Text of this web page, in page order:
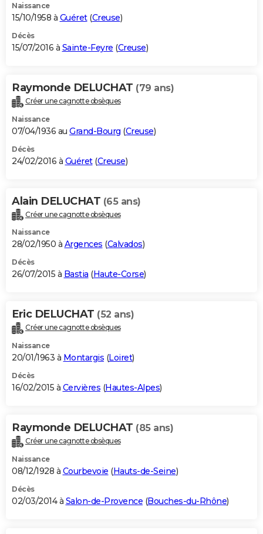
Naissance
15/10/1958 à Guéret(Creuse)
Décès
15/07/2016 à Sainte-Feyre (Creuse)
Raymonde DELUCHAT (79 ans)
Créer une cagnotte obsèques
Naissance
07/04/1936 au Grand-Bourg (Creuse)
Décès
24/02/2016 à Guéret(Creuse)
Alain DELUCHAT (65 ans)
Créer une cagnotte obsèques
Naissance
28/02/1950 à Argences (Calvados)
Décès
26/07/2015 à Bastia (Haute-Corse)
Eric DELUCHAT (52 ans)
Créer une cagnotte obsèques
Naissance
20/01/1963 à Montargis (Loiret)
Décès
16/02/2015 à Cervières (Hautes-Alpes)
Raymonde DELUCHAT (85 ans)
Créer une cagnotte obsèques
Naissance
08/12/1928 à Courbevoie (Hauts-de-Seine)
Décès
02/03/2014 à Salon-de-Provence (Bouches-du-Rhône)